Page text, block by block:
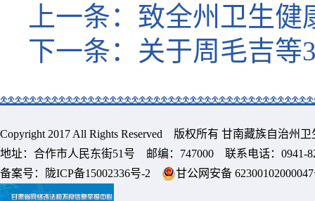
上一条： 致全州卫生健
下一条： 关于周毛吉等
Copyright 2017 All Rights Reserved 版权所有 甘南藏族自治州
地址：合作市人民东街51号 邮编：747000 联系电话：0941-
备案号：
陇ICP备15002336号-2 甘公网安备